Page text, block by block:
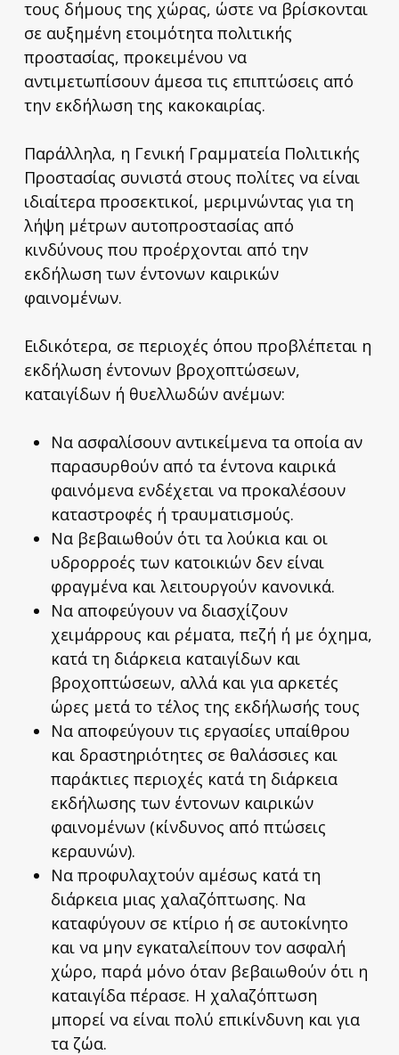
τους δήμους της χώρας, ώστε να βρίσκονται
σε αυξημένη ετοιμότητα πολιτικής
προστασίας, προκειμένου να
αντιμετωπίσουν άμεσα τις επιπτώσεις από
την εκδήλωση της κακοκαιρίας.
Παράλληλα, η Γενική Γραμματεία Πολιτικής
Προστασίας συνιστά στους πολίτες να είναι
ιδιαίτερα προσεκτικοί, μεριμνώντας για τη
λήψη μέτρων αυτοπροστασίας από
κινδύνους που προέρχονται από την
εκδήλωση των έντονων καιρικών
φαινομένων.
Ειδικότερα, σε περιοχές όπου προβλέπεται η
εκδήλωση έντονων βροχοπτώσεων,
καταιγίδων ή θυελλωδών ανέμων:
Να ασφαλίσουν αντικείμενα τα οποία αν
παρασυρθούν από τα έντονα καιρικά
φαινόμενα ενδέχεται να προκαλέσουν
καταστροφές ή τραυματισμούς.
Να βεβαιωθούν ότι τα λούκια και οι
υδρορροές των κατοικιών δεν είναι
φραγμένα και λειτουργούν κανονικά.
Να αποφεύγουν να διασχίζουν
χειμάρρους και ρέματα, πεζή ή με όχημα,
κατά τη διάρκεια καταιγίδων και
βροχοπτώσεων, αλλά και για αρκετές
ώρες μετά το τέλος της εκδήλωσής τους
Να αποφεύγουν τις εργασίες υπαίθρου
και δραστηριότητες σε θαλάσσιες και
παράκτιες περιοχές κατά τη διάρκεια
εκδήλωσης των έντονων καιρικών
φαινομένων (κίνδυνος από πτώσεις
κεραυνών).
Να προφυλαχτούν αμέσως κατά τη
διάρκεια μιας χαλαζόπτωσης. Να
καταφύγουν σε κτίριο ή σε αυτοκίνητο
και να μην εγκαταλείπουν τον ασφαλή
χώρο, παρά μόνο όταν βεβαιωθούν ότι η
καταιγίδα πέρασε. Η χαλαζόπτωση
μπορεί να είναι πολύ επικίνδυνη και για
τα ζώα.